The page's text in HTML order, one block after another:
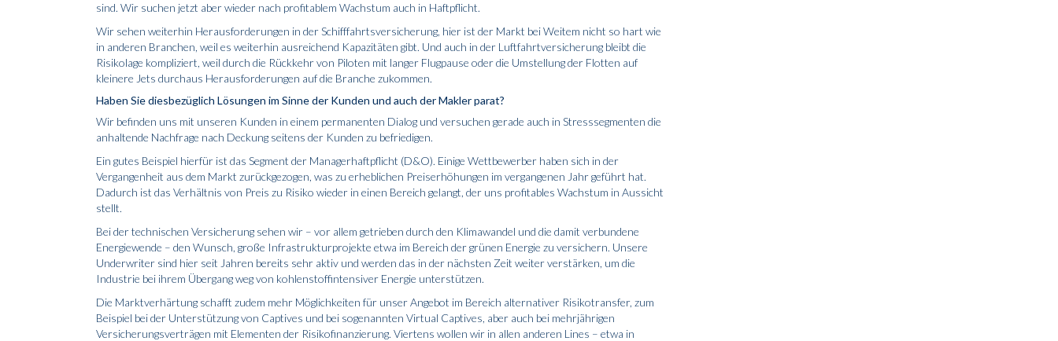
sind. Wir suchen jetzt aber wieder nach profitablem Wachstum auch in Haftpflicht.
Wir sehen weiterhin Herausforderungen in der Schifffahrtsversicherung, hier ist der Markt bei Weitem nicht so hart wie
in anderen Branchen, weil es weiterhin ausreichend Kapazitäten gibt. Und auch in der Luftfahrtversicherung bleibt die
Risikolage kompliziert, weil durch die Rückkehr von Piloten mit langer Flugpause oder die Umstellung der Flotten auf
kleinere Jets durchaus Herausforderungen auf die Branche zukommen.
Haben Sie diesbezüglich Lösungen im Sinne der Kunden und auch der Makler parat?
Wir befinden uns mit unseren Kunden in einem permanenten Dialog und versuchen gerade auch in Stresssegmenten die
anhaltende Nachfrage nach Deckung seitens der Kunden zu befriedigen.
Ein gutes Beispiel hierfür ist das Segment der Managerhaftpflicht (D&O). Einige Wettbewerber haben sich in der
Vergangenheit aus dem Markt zurückgezogen, was zu erheblichen Preiserhöhungen im vergangenen Jahr geführt hat.
Dadurch ist das Verhältnis von Preis zu Risiko wieder in einen Bereich gelangt, der uns profita­bles Wachstum in Aussicht
stellt.
Bei der technischen Versicherung sehen wir – vor allem getrieben durch den Klimawandel und die damit verbundene
Energiewende – den Wunsch, große Infrastrukturprojekte etwa im Bereich der grünen Energie zu versichern. Unsere
Underwriter sind hier seit Jahren bereits sehr aktiv und werden das in der nächsten Zeit weiter verstärken, um die
Industrie bei ihrem Übergang weg von kohlenstoffintensiver Energie unterstützen.
Die Marktverhärtung schafft zudem mehr Möglichkeiten für unser Angebot im Bereich alternativer Risikotransfer, zum
Beispiel bei der Unterstützung von Captives und bei sogenannten Virtual Captives, aber auch bei mehrjährigen
Versicherungsverträgen mit Elementen der Risikofinanzierung. Viertens wollen wir in allen anderen Lines – etwa in